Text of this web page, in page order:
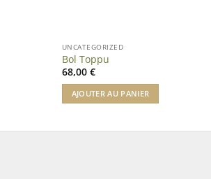
UNCATEGORIZED
Bol Toppu
68,00 €
AJOUTER AU PANIER